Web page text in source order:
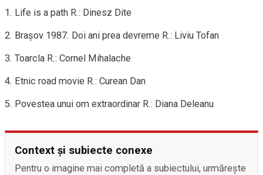
1. Life is a path R.: Dinesz Dite
2. Brașov 1987. Doi ani prea devreme R.: Liviu Tofan
3. Toarcla R.: Cornel Mihalache
4. Etnic road movie R.: Curean Dan
5. Povestea unui om extraordinar R.: Diana Deleanu
Context și subiecte conexe
Pentru o imagine mai completă a subiectului, urmărește